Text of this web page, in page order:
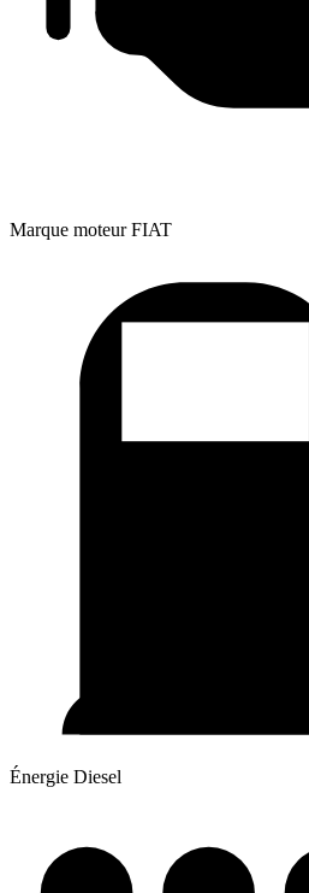
Marque moteur FIAT
Énergie Diesel